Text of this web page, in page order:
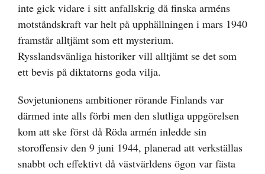
inte gick vidare i sitt anfallskrig då finska arméns
motståndskraft var helt på upphällningen i mars 1940
framstår alltjämt som ett mysterium.
Rysslandsvänliga historiker vill alltjämt se det som
ett bevis på diktatorns goda vilja.
Sovjetunionens ambitioner rörande Finlands var
därmed inte alls förbi men den slutliga uppgörelsen
kom att ske först då Röda armén inledde sin
storoffensiv den 9 juni 1944, planerad att verkställas
snabbt och effektivt då västvärldens ögon var fästa